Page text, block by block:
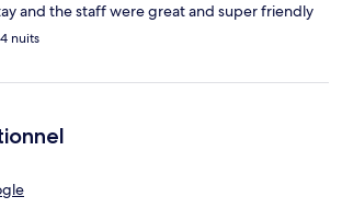
and the staff were great and super friendly
nuits